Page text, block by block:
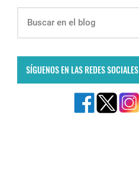
SÍGUENOS EN LAS REDES SOCIALES